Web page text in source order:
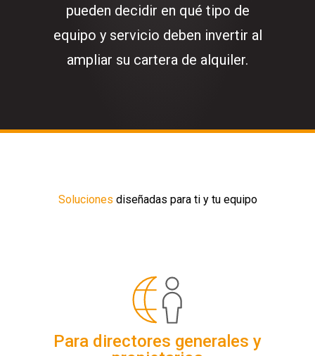
pueden decidir en qué tipo de
equipo y servicio deben invertir al
ampliar su cartera de alquiler.
Soluciones diseñadas para ti y tu equipo
Para directores generales y